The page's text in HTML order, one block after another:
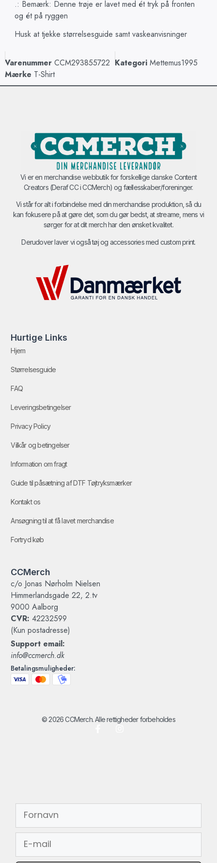
.: Bemærk: Denne trøje er lavet med ét tryk på fronten
og ét på ryggen
Husk at tjekke størrelsesguide samt vaskeanvisninger
Varenummer CCM293855722 Kategori Mettemus1995
Mærke T-Shirt
Vi er en merchandise webbutik for forskellige danske Content
Creators (Deraf CC i CCMerch) og fællesskaber/foreninger.
Vi står for alt i forbindelse med din merchandise produktion, så du
kan fokusere på at gøre det, som du gør bedst, at streame, mens vi
sørger for at dit merch har den ønsket kvalitet.
Derudover laver vi også tøj og accessories med custom print.
Hurtige Links
Hjem
Størrelsesguide
FAQ
Leveringsbetingelser
Privacy Policy
Vilkår og betingelser
Information om fragt
Guide til påsætning af DTF Tøjtryksmærker
Kontakt os
Ansøgning til at få lavet merchandise
Fortryd køb
CCMerch
c/o Jonas Nørholm Nielsen
Himmerlandsgade 22, 2.tv
9000 Aalborg
CVR: 42232599
(Kun postadresse)
Support email:
info@ccmerch.dk
Betalingsmuligheder:
© 2026 CCMerch. Alle rettigheder forbeholdes
FORNAVN
EMAIL